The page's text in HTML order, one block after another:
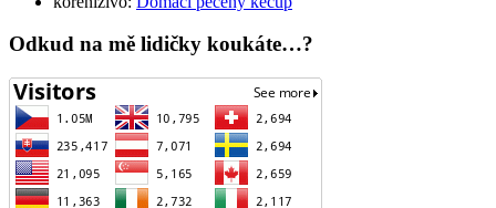
Odkud na mě lidičky koukáte…?